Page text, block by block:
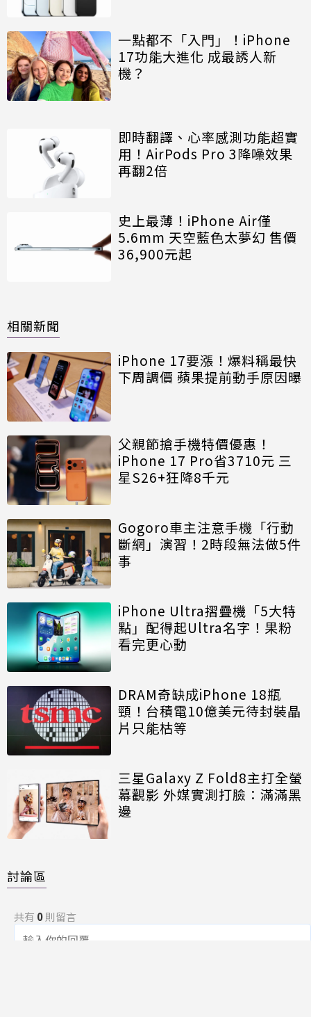
一點都不「入門」！iPhone
17功能大進化 成最誘人新
機？
即時翻譯、心率感測功能超實
用！AirPods Pro 3降噪效果
再翻2倍
史上最薄！iPhone Air僅
5.6mm 天空藍色太夢幻 售價
36,900元起
相關新聞
iPhone 17要漲！爆料稱最快
下周調價 蘋果提前動手原因曝
父親節搶手機特價優惠！
iPhone 17 Pro省3710元 三
星S26+狂降8千元
Gogoro車主注意手機「行動
斷網」演習！2時段無法做5件
事
iPhone Ultra摺疊機「5大特
點」配得起Ultra名字！果粉
看完更心動
DRAM奇缺成iPhone 18瓶
頸！台積電10億美元待封裝晶
片只能枯等
三星Galaxy Z Fold8主打全螢
幕觀影 外媒實測打臉：滿滿黑
邊
討論區
共有 0則留言